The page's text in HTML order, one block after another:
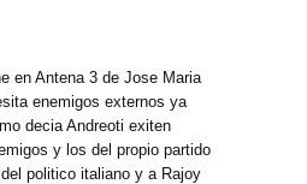
en Antena 3 de Jose Maria
enemigos externos ya
decia Andreoti exiten
y los del propio partido
politico italiano y a Rajoy